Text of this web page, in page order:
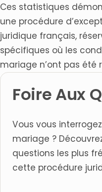
Ces statistiques
une procédure
juridique français,
spécifiques où les
mariage n’ont pas été
Foire Aux
Vous vous
mariage ?
questions les plus
cette procédure